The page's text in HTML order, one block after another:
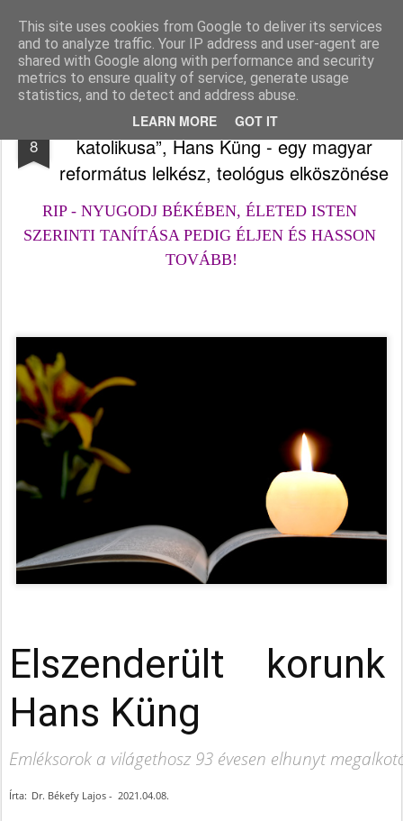
This site uses cookies from Google to deliver its services
and to analyze traffic. Your IP address and user-agent are
shared with Google along with performance and security
metrics to ensure quality of service, generate usage
statistics, and to detect and address abuse.
LEARN MORE GOT IT
Békefy Lajos
Pages
8
Elszenderült korunk „protestáns
katolikusa”, Hans Küng - egy magyar
református lelkész, teológus elköszönése
RIP - NYUGODJ BÉKÉBEN, ÉLETED ISTEN
SZERINTI TANÍTÁSA PEDIG ÉLJEN ÉS HASSON
TOVÁBB!
Elszenderült
Hans Küng
Emléksorok a világethosz 93 évesen elhunyt
Írta: Dr. Békefy Lajos - 2021.04.08.